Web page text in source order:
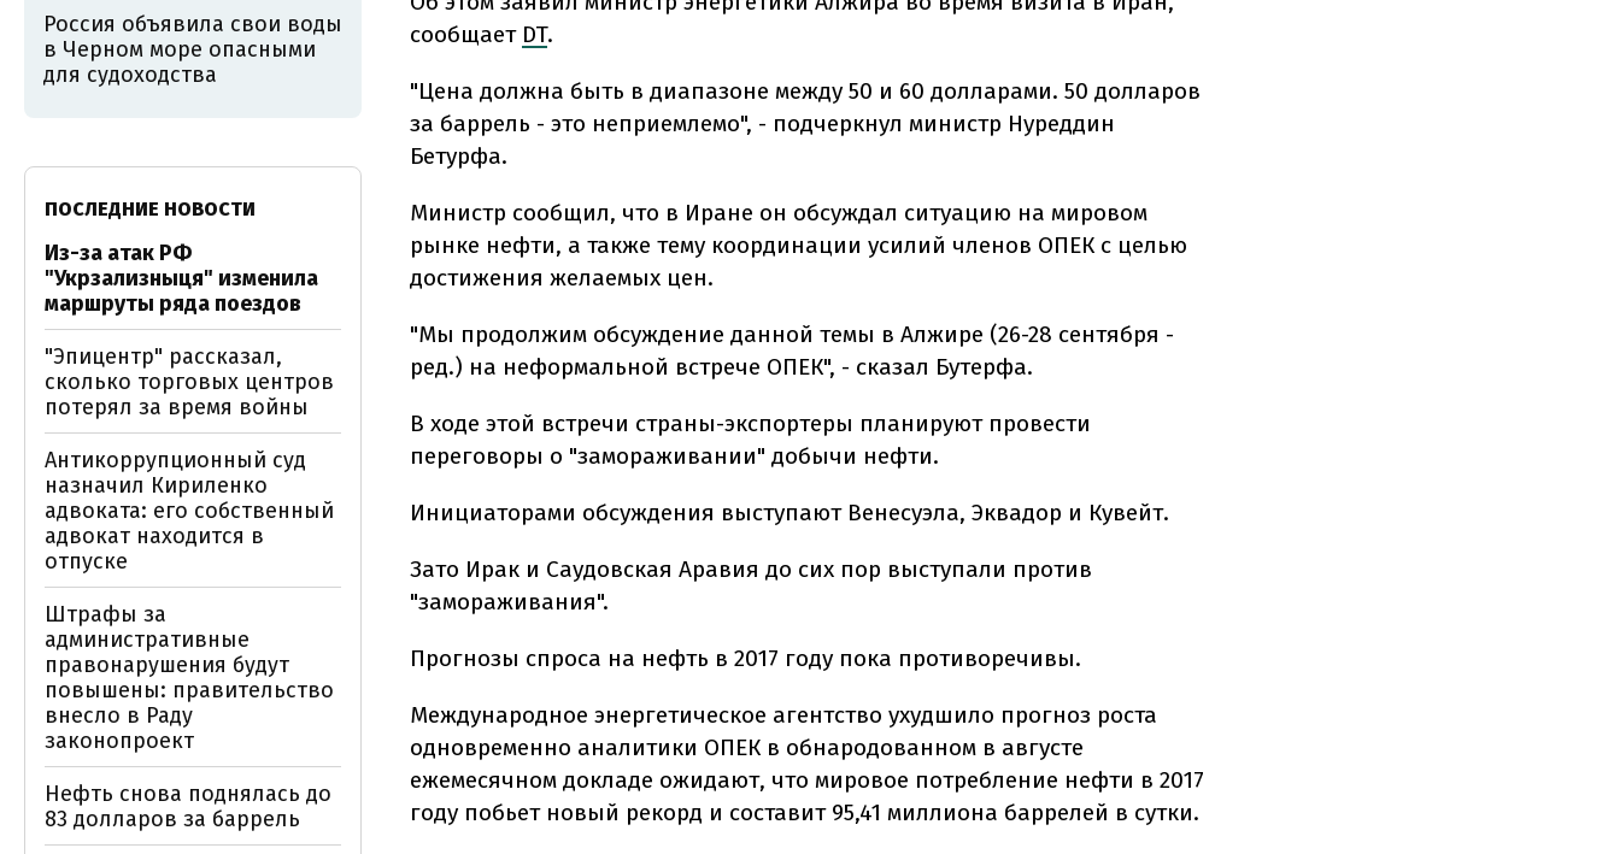
сообщает DT.
"Цена должна быть в диапазоне между 50 и 60 долларами. 50 долларов
за баррель - это неприемлемо", - подчеркнул министр Нуреддин
Бетурфа.
Министр сообщил, что в Иране он обсуждал ситуацию на мировом
рынке нефти, а также тему координации усилий членов ОПЕК с целью
достижения желаемых цен.
"Мы продолжим обсуждение данной темы в Алжире (26-28 сентября -
ред.) на неформальной встрече ОПЕК", - сказал Бутерфа.
В ходе этой встречи страны-экспортеры планируют провести
переговоры о "замораживании" добычи нефти.
Инициаторами обсуждения выступают Венесуэла, Эквадор и Кувейт.
Зато Ирак и Саудовская Аравия до сих пор выступали против
"замораживания".
Прогнозы спроса на нефть в 2017 году пока противоречивы.
Международное энергетическое агентство ухудшило прогноз роста
одновременно аналитики ОПЕК в обнародованном в августе
ежемесячном докладе ожидают, что мировое потребление нефти в 2017
году побьет новый рекорд и составит 95,41 миллиона баррелей в сутки.
Россия объявила свои воды
в Черном море опасными
для судоходства
ПОСЛЕДНИЕ НОВОСТИ
Из-за атак РФ
"Укрзализныця" изменила
маршруты ряда поездов
"Эпицентр" рассказал,
сколько торговых центров
потерял за время войны
Антикоррупционный суд
назначил Кириленко
адвоката: его собственный
адвокат находится в
отпуске
Штрафы за
административные
правонарушения будут
повышены: правительство
внесло в Раду
законопроект
Нефть снова поднялась до
83 долларов за баррель